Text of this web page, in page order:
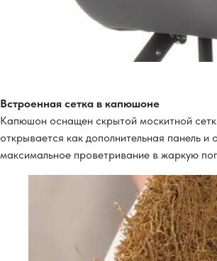
Встроенная сетка в капюшоне
Капюшон оснащен скрытой москитной
открывается как дополнительная панель и
максимальное проветривание в жаркую